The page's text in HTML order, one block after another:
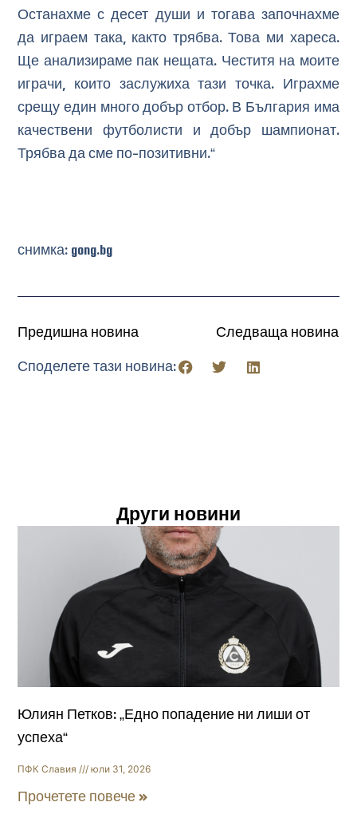
Останахме с десет души и тогава започнахме
да играем така, както трябва. Това ми хареса.
Ще анализираме пак нещата. Честитя на моите
играчи, които заслужиха тази точка. Играхме
срещу един много добър отбор. В България има
качествени футболисти и добър шампионат.
Трябва да сме по-позитивни.“
снимка: gong.bg
Предишна новина Следваща новина
Споделете тази новина:
Други новини
Юлиян Петков: „Едно попадение ни лиши от
успеха“
ПФК Славия юли 31, 2026
Прочетете повече »